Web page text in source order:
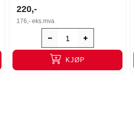
220,-
176,- eks.mva
KJØP